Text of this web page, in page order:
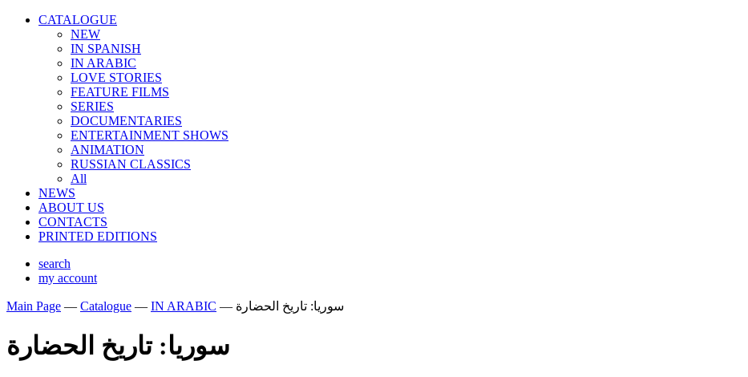
CATALOGUE
NEW
IN SPANISH
IN ARABIС
LOVE STORIES
FEATURE FILMS
SERIES
DOCUMENTARIES
ENTERTAINMENT SHOWS
ANIMATION
RUSSIAN CLASSICS
All
NEWS
ABOUT US
CONTACTS
PRINTED EDITIONS
search
my account
Main Page — Catalogue — IN ARABIС — سوريا: تاريخ الحضارة
سوريا: تاريخ الحضارة